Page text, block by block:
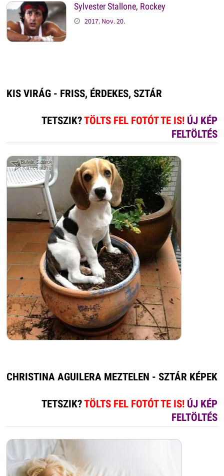
Sylvester Stallone, Rockey
2017. Nov. 20.
KIS VIRÁG - FRISS, ÉRDEKES, SZTÁR
TETSZIK?TÖLTS FEL FOTÓT TE IS! ÚJ KÉP
FELTÖLTÉS
CHRISTINA AGUILERA MEZTELEN - SZTÁR KÉPEK
TETSZIK?TÖLTS FEL FOTÓT TE IS! ÚJ KÉP
FELTÖLTÉS